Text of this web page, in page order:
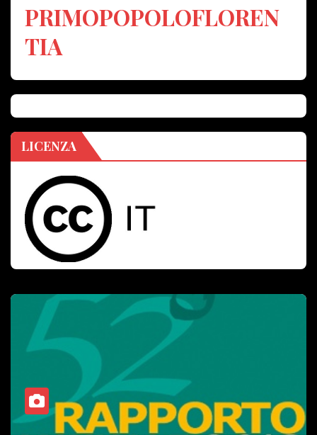
PRIMOPOPOLOFLOREN
TIA
LICENZA